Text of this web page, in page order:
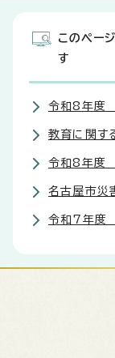
このペー
す
令和8年度
教育に関す
令和8年度
名古屋市災
令和7年度